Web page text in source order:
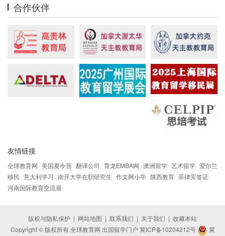
合作伙伴
友情链接
全球教育网 美国夏令营 翻译公司 育龙EMBA网 澳洲留学 艺术留学 爱尔兰
移民 意大利学习 南开大学在职研究生 作文网小学 陕西教育 菲律宾签证
河南国际教育交流展
版权与隐私保护 | 网站地图 | 联系我们 | 关于我们 | 收藏本站
Copyright © 版权所有 全球教育网 出国留学门户 冀ICP备10204212号 冀